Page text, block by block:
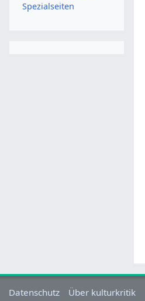
Spezialseiten
Datenschutz Über kulturkritik